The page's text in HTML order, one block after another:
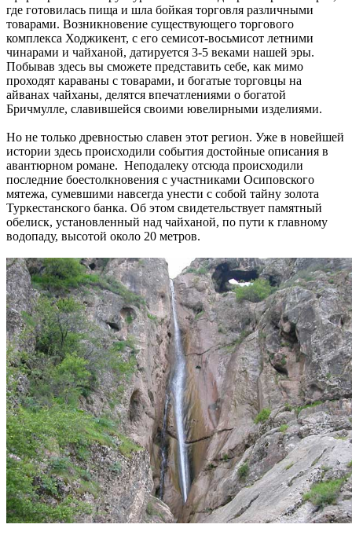
где готовилась пища и шла бойкая торговля различными
товарами. Возникновение существующего торгового
комплекса Ходжикент, с его семисот-восьмисот летними
чинарами и чайханой, датируется 3-5 веками нашей эры.
Побывав здесь вы сможете представить себе, как мимо
проходят караваны с товарами, и богатые торговцы на
айванах чайханы, делятся впечатлениями о богатой
Бричмулле, славившейся своими ювелирными изделиями.
Но не только древностью славен этот регион. Уже в новейшей
истории здесь происходили события достойные описания в
авантюрном романе. Неподалеку отсюда происходили
последние боестолкновения с участниками Осиповского
мятежа, сумевшими навсегда унести с собой тайну золота
Туркестанского банка. Об этом свидетельствует памятный
обелиск, установленный над чайханой, по пути к главному
водопаду, высотой около 20 метров.